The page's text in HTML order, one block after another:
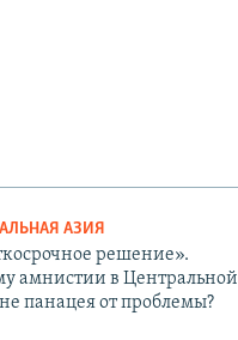
АЗИЯ
решение».
амнистии в Центральной
панацея от проблемы?